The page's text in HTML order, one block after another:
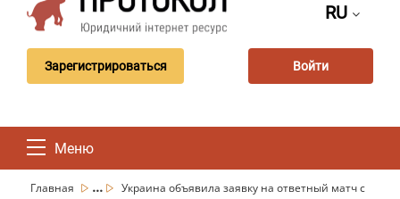
RU
Зарегистрироваться Войти
Меню
Главная ...
Украина объявила заявку на ответный матч с